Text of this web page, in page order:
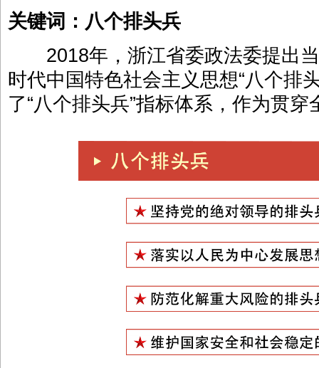
关键词：八个排头兵
2018年，浙江省委政法委提出当
时代中国特色社会主义思想“八个排
了“八个排头兵”指标体系，作为贯